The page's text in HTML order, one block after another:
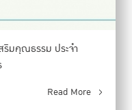
ริมคุณธรรม ประจำ
Read More